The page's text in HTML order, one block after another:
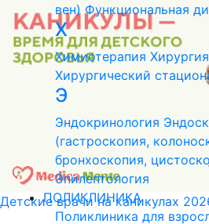
Детские врачи на каникулах
вен) Функциональная
Х
Химиотерапия
Хирургический
Э
Эндокринология
(гастроскопия,
бронхоскопия,
Эпилептология
ПОЛИКЛИНИКА
Поликлиника для